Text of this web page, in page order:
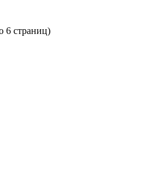
6 страниц)